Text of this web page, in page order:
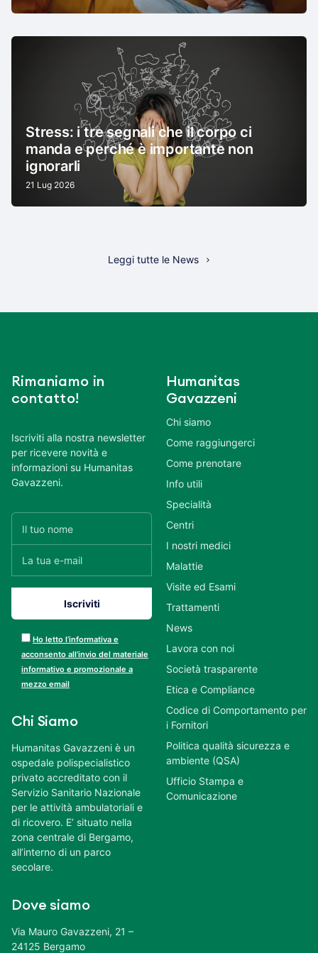
Stress: i tre segnali che il corpo ci
manda e perché è importante non
ignorarli
21 Lug 2026
Leggi tutte le News
Rimaniamo in
contatto!
Iscriviti alla nostra newsletter
per ricevere novità e
informazioni su Humanitas
Gavazzeni.
Ho letto l’informativa e
acconsento all’invio del materiale
informativo e promozionale a
mezzo email
Chi Siamo
Humanitas Gavazzeni è un
ospedale polispecialistico
privato accreditato con il
Servizio Sanitario Nazionale
per le attività ambulatoriali e
di ricovero. E’ situato nella
zona centrale di Bergamo,
all’interno di un parco
secolare.
Dove siamo
Via Mauro Gavazzeni, 21 –
24125 Bergamo
Humanitas
Gavazzeni
Chi siamo
Come raggiungerci
Come prenotare
Info utili
Specialità
Centri
I nostri medici
Malattie
Visite ed Esami
Trattamenti
News
Lavora con noi
Società trasparente
Etica e Compliance
Codice di Comportamento per
i Fornitori
Politica qualità sicurezza e
ambiente (QSA)
Ufficio Stampa e
Comunicazione